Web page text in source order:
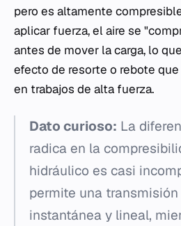
pero es altamente
aplicar fuerza, el aire se
antes de mover la carga, lo
efecto de resorte o rebote
en trabajos de alta fuerza.
Dato curioso: La
radica en la
hidráulico es casi
permite una
instantánea y lineal,